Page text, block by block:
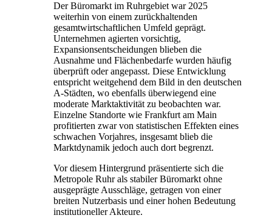
Der Büromarkt im Ruhrgebiet war 2025
weiterhin von einem zurückhaltenden
gesamtwirtschaftlichen Umfeld geprägt.
Unternehmen agierten vorsichtig,
Expansionsentscheidungen blieben die
Ausnahme und Flächenbedarfe wurden häufig
überprüft oder angepasst. Diese Entwicklung
entspricht weitgehend dem Bild in den deutschen
A-Städten, wo ebenfalls überwiegend eine
moderate Marktaktivität zu beobachten war.
Einzelne Standorte wie Frankfurt am Main
profitierten zwar von statistischen Effekten eines
schwachen Vorjahres, insgesamt blieb die
Marktdynamik jedoch auch dort begrenzt.
Vor diesem Hintergrund präsentierte sich die
Metropole Ruhr als stabiler Büromarkt ohne
ausgeprägte Ausschläge, getragen von einer
breiten Nutzerbasis und einer hohen Bedeutung
institutioneller Akteure.